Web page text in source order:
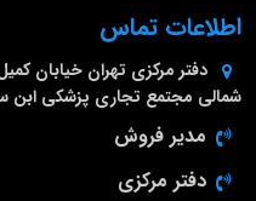
اطلاعات تماس
دفتر مرکزی تهران خیابان
شمالی مجتمع تجاری پزشکی ابن
مدیر فروش
دفتر مرکزی